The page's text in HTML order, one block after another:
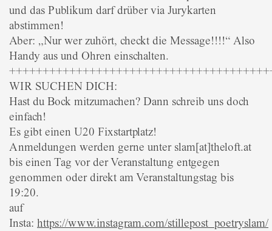
und das Publikum darf drüber via Jurykarten
abstimmen!
Aber: „Nur wer zuhört, checkt die Message!!!!“ Also
Handy aus und Ohren einschalten.
WIR SUCHEN DICH:
Hast du Bock mitzumachen? Dann schreib uns doch
einfach!
Es gibt einen U20 Fixstartplatz!
Anmeldungen werden gerne unter slam[at]theloft.at
bis einen Tag vor der Veranstaltung entgegen
genommen oder direkt am Veranstaltungstag bis
19:20.
auf
Insta: https://www.instagram.com/stillepost_poetryslam/